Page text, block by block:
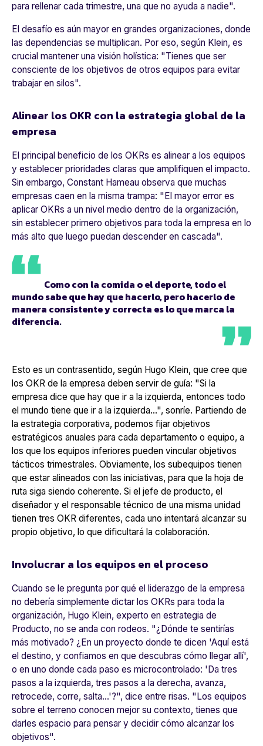
para rellenar cada trimestre, una que no ayuda a nadie".
El desafío es aún mayor en grandes organizaciones, donde
las dependencias se multiplican. Por eso, según Klein, es
crucial mantener una visión holística: "Tienes que ser
consciente de los objetivos de otros equipos para evitar
trabajar en silos".
Alinear los OKR con la estrategia global de la
empresa
El principal beneficio de los OKRs es alinear a los equipos
y establecer prioridades claras que amplifiquen el impacto.
Sin embargo, Constant Hameau observa que muchas
empresas caen en la misma trampa: " El mayor error es
aplicar OKRs a un nivel medio dentro de la organización,
sin establecer primero objetivos para toda la empresa en lo
más alto que luego puedan descender en cascada".
Como con la comida o el deporte, todo el
mundo sabe que hay que hacerlo, pero hacerlo de
manera consistente y correcta es lo que marca la
diferencia.
Esto es un contrasentido, según Hugo Klein, que cree que
los OKR de la empresa deben servir de guía: "Si la
empresa dice que hay que ir a la izquierda, entonces todo
el mundo tiene que ir a la izquierda...", sonríe. Partiendo de
la estrategia corporativa, podemos fijar objetivos
estratégicos anuales para cada departamento o equipo, a
los que los equipos inferiores pueden vincular objetivos
tácticos trimestrales. Obviamente, los subequipos tienen
que estar alineados con las iniciativas, para que la hoja de
ruta siga siendo coherente. Si el jefe de producto, el
diseñador y el responsable técnico de una misma unidad
tienen tres OKR diferentes, cada uno intentará alcanzar su
propio objetivo, lo que dificultará la colaboración.
Involucrar a los equipos en el proceso
Cuando se le pregunta por qué el liderazgo de la empresa
no debería simplemente dictar los OKRs para toda la
organización, Hugo Klein, experto en estrategia de
Producto, no se anda con rodeos. "¿Dónde te sentirías
más motivado? ¿En un proyecto donde te dicen 'Aquí está
el destino, y confiamos en que descubras cómo llegar allí',
o en uno donde cada paso es microcontrolado: 'Da tres
pasos a la izquierda, tres pasos a la derecha, avanza,
retrocede, corre, salta...'?", dice entre risas. " Los equipos
sobre el terreno conocen mejor su contexto, tienes que
darles espacio para pensar y decidir cómo alcanzar los
objetivos".